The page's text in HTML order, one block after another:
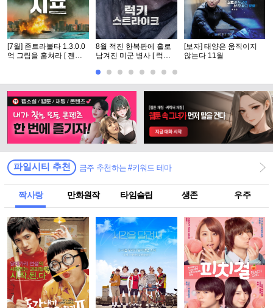
[7월] 존트라볼타 1.3.0.0
억 그림을 훔쳐라 [ 젠틀
8월 적진 한복판에 홀로
남겨진 미군 병사 [ 럭키
완벽자막
[보자] 태양은 움직이지
않는다 11월
파일시티 추천 금주 추천하는 #키워드 테마
짝사랑 만화원작 타임슬립 생존 우주